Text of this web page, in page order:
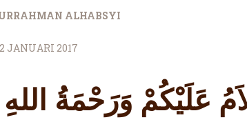
ALHABSYI
2017
عَلَيْكُمْ وَرَحْمَةُ اللهِ